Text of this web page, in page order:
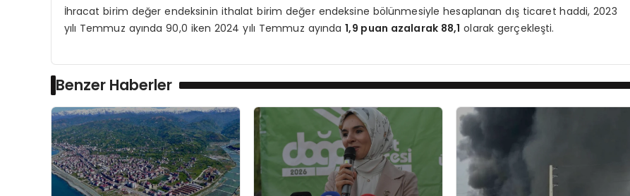
İhracat birim değer endeksinin ithalat birim değer endeksine bölünmesiyle hesaplanan dış ticaret haddi, 2023
yılı Temmuz ayında 90,0 iken 2024 yılı Temmuz ayında1,9 puan azalarak 88,1 olarak gerçekleşti.
Benzer Haberler